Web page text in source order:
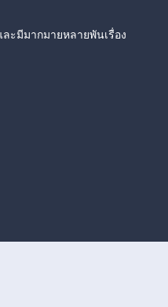
ะมีมากมายหลายพันเรื่อง